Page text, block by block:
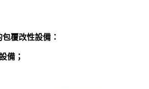
包覆改性設備：
備；